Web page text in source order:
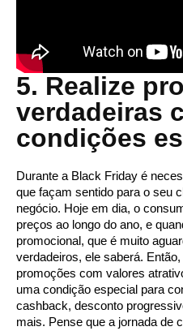
5. Realize
verdadeiras
condições
Durante a Black Friday é
que façam sentido para o seu
negócio. Hoje em dia, o
preços ao longo do ano, e
promocional, que é muito
verdadeiros, ele saberá.
promoções com valores
uma condição especial para
cashback, desconto
mais. Pense que a jornada de